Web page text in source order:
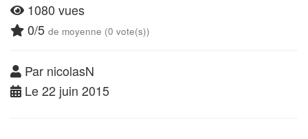
1080 vues
0/5 de moyenne (0 vote(s))
Par nicolasN
Le 22 juin 2015